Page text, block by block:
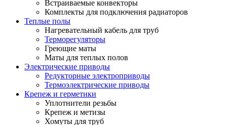
Встраиваемые конвекторы
Комплекты для подключения радиаторов
Теплые полы
Нагревательный кабель для труб
Терморегуляторы
Греющие маты
Маты для теплых полов
Электрические приводы
Редукторные электроприводы
Термоэлектрические приводы
Крепеж и герметики
Уплотнители резьбы
Крепеж и метизы
Хомуты для труб